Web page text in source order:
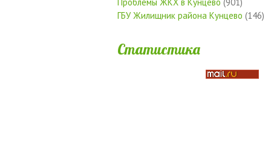
ГБУ Жилищник района Кунцево (146)
Статистика